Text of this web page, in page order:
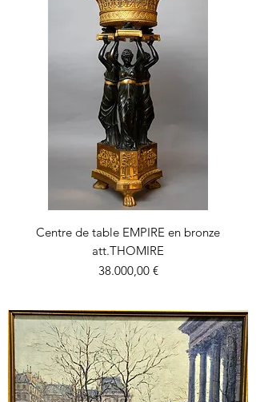
Centre de table EMPIRE en bronze
att.THOMIRE
Precio
38.000,00 €